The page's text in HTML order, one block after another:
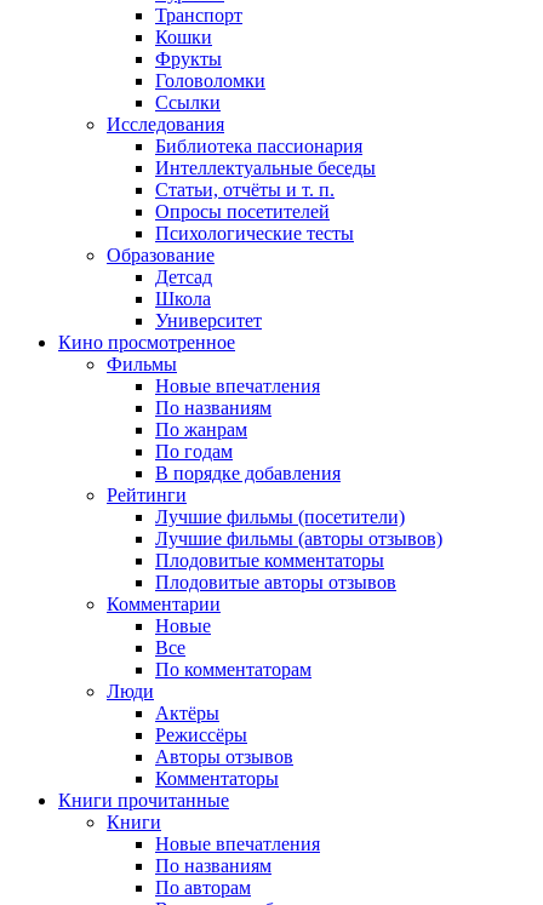
Транспорт
Кошки
Фрукты
Головоломки
Ссылки
Исследования
Библиотека пассионария
Интеллектуальные беседы
Статьи, отчёты и т. п.
Опросы посетителей
Психологические тесты
Образование
Детсад
Школа
Университет
Кино просмотренное
Фильмы
Новые впечатления
По названиям
По жанрам
По годам
В порядке добавления
Рейтинги
Лучшие фильмы (посетители)
Лучшие фильмы (авторы отзывов)
Плодовитые комментаторы
Плодовитые авторы отзывов
Комментарии
Новые
Все
По комментаторам
Люди
Актёры
Режиссёры
Авторы отзывов
Комментаторы
Книги прочитанные
Книги
Новые впечатления
По названиям
По авторам